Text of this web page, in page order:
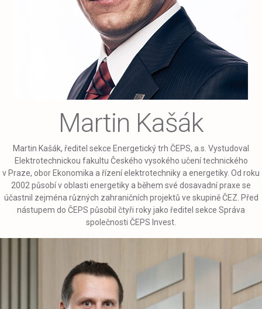
Martin Kašák
Martin Kašák, ředitel sekce Energetický trh ČEPS, a.s. Vystudoval
Elektrotechnickou fakultu Českého vysokého učení technického
v Praze, obor Ekonomika a řízení elektrotechniky a energetiky. Od roku
2002 působí v oblasti energetiky a během své dosavadní praxe se
účastnil zejména různých zahraničních projektů ve skupině ČEZ. Před
nástupem do ČEPS působil čtyři roky jako ředitel sekce Správa
společnosti ČEPS Invest.